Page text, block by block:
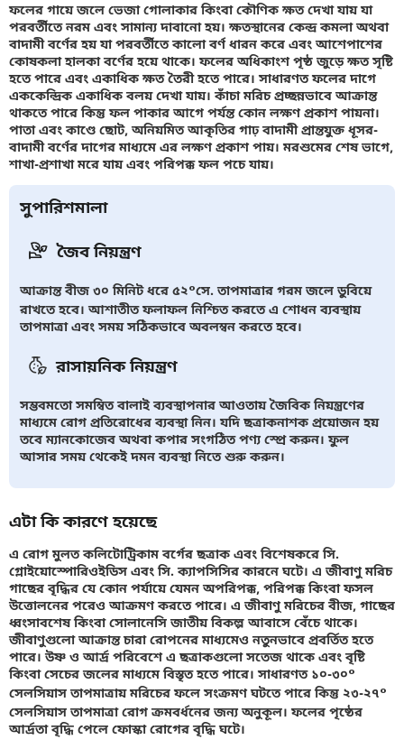
ফলের গায়ে জলে ভেজা গোলাকার কিংবা কৌণিক ক্ষত দেখা যায় যা
পরবর্তীতে নরম এবং সামান্য দাবানো হয়। ক্ষতস্থানের কেন্দ্র কমলা অথবা
বাদামী বর্ণের হয় যা পরবর্তীতে কালো বর্ণ ধারন করে এবং আশেপাশের
কোষকলা হালকা বর্ণের হয়ে থাকে। ফলের অধিকাংশ পৃষ্ঠ জুড়ে ক্ষত সৃষ্টি
হতে পারে এবং একাধিক ক্ষত তৈরী হতে পারে। সাধারণত ফলের দাগে
এককেন্দ্রিক একাধিক বলয় দেখা যায়। কাঁচা মরিচ প্রচ্ছন্নভাবে আক্রান্ত
থাকতে পারে কিন্তু ফল পাকার আগে পর্যন্ত কোন লক্ষণ প্রকাশ পায়না।
পাতা এবং কাণ্ডে ছোট, অনিয়মিত আকৃতির গাঢ় বাদামী প্রান্তযুক্ত ধূসর-
বাদামী বর্ণের দাগের মাধ্যমে এর লক্ষণ প্রকাশ পায়। মরশুমের শেষ ভাগে,
শাখা-প্রশাখা মরে যায় এবং পরিপক্ক ফল পচে যায়।
সুপারিশমালা
জৈব নিয়ন্ত্রণ
আক্রান্ত বীজ ৩০ মিনিট ধরে ৫২°সে. তাপমাত্রার গরম জলে ডুবিয়ে
রাখতে হবে। আশাতীত ফলাফল নিশ্চিত করতে এ শোধন ব্যবস্থায়
তাপমাত্রা এবং সময় সঠিকভাবে অবলম্বন করতে হবে।
রাসায়নিক নিয়ন্ত্রণ
সম্ভবমতো সমম্বিত বালাই ব্যবস্থাপনার আওতায় জৈবিক নিয়ন্ত্রণের
মাধ্যমে রোগ প্রতিরোধের ব্যবস্থা নিন। যদি ছত্রাকনাশক প্রয়োজন হয়
তবে ম্যানকোজেব অথবা কপার সংগঠিত পণ্য স্প্রে করুন। ফুল
আসার সময় থেকেই দমন ব্যবস্থা নিতে শুরু করুন।
এটা কি কারণে হয়েছে
এ রোগ মুলত কলিটোট্রিকাম বর্গের ছত্রাক এবং বিশেষকরে সি.
গ্লোইয়োস্পোরিওইডিস এবং সি. ক্যাপসিসির কারনে ঘটে। এ জীবাণু মরিচ
গাছের বৃদ্ধির যে কোন পর্যায়ে যেমন অপরিপক্ক, পরিপক্ক কিংবা ফসল
উত্তোলনের পরেও আক্রমণ করতে পারে। এ জীবাণু মরিচের বীজ, গাছের
ধ্বংসাবশেষ কিংবা সোলানেসি জাতীয় বিকল্প আবাসে বেঁচে থাকে।
জীবাণুগুলো আক্রান্ত চারা রোপনের মাধ্যমেও নতুনভাবে প্রবর্তিত হতে
পারে। উষ্ণ ও আর্দ্র পরিবেশে এ ছত্রাকগুলো সতেজ থাকে এবং বৃষ্টি
কিংবা সেচের জলের মাধ্যমে বিস্তৃত হতে পারে। সাধারণত ১০-৩০°
সেলসিয়াস তাপমাত্রায় মরিচের ফলে সংক্রমণ ঘটতে পারে কিন্তু ২৩-২৭°
সেলসিয়াস তাপমাত্রা রোগ ক্রমবর্ধনের জন্য অনুকূল। ফলের পৃষ্ঠের
আর্দ্রতা বৃদ্ধি পেলে ফোস্কা রোগের বৃদ্ধি ঘটে।